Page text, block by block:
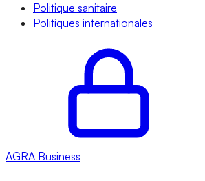
Politique sanitaire
Politiques internationales
AGRA Business